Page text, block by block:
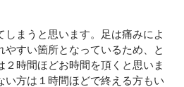
しまうと思います。足は痛みによ
やすい箇所となっているため、と
２時間ほどお時間を頂くと思いま
い方は１時間ほどで終える方もい